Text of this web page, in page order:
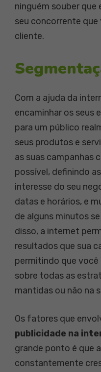
ninguém souber que
seu concorrente que
cliente.
Com a ajuda da
encaminhar os seus
para um público
seus produtos e
as suas campanhas
possível, definindo
interesse do seu
datas e horários, e
de alguns minutos
disso, a internet
resultados que sua
permitindo que
sobre todas as
mantidas ou não na
Os fatores que
publicidade na
grande ponto é que
constantemente